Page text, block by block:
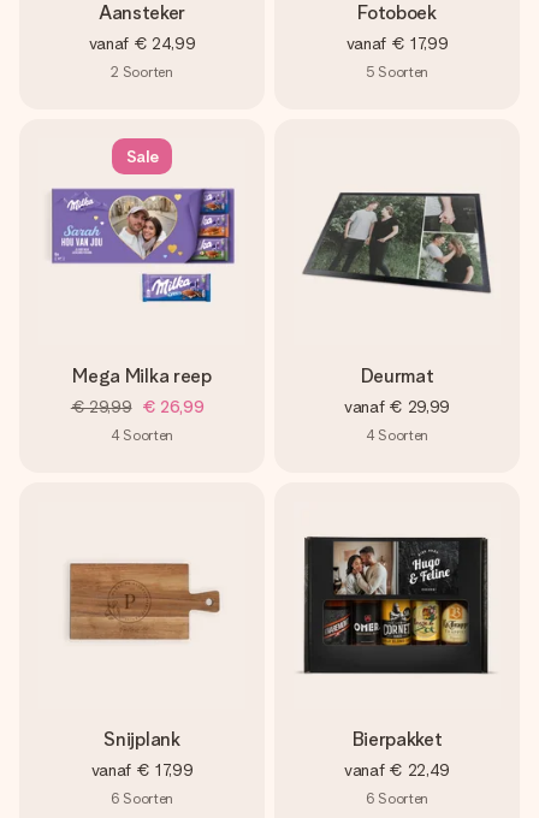
Aansteker
vanaf € 24,99
2 Soorten
Fotoboek
vanaf € 17,99
5 Soorten
Sale
Mega Milka reep
€ 29,99 € 26,99
4 Soorten
Deurmat
vanaf € 29,99
4 Soorten
Snijplank
vanaf € 17,99
6 Soorten
Bierpakket
vanaf € 22,49
6 Soorten